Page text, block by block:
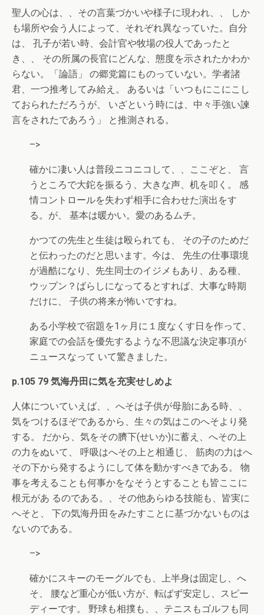
聖人の心は、、その言葉づかいや様子に現われ、、 しか
も場所や会う人によって、それぞれ異なっていた。自分
は、 孔子が若い時、会計官や牧場の役人であったと
き、、 その所属の長官にどんな、態度を示されたかわか
らない。「論語」 の郷党篇にものっていない。学者諸
君、一つ推考してみ給え。 あるいは「いつもにこにこし
ておられただろうが、 いざという時には、中々手強い諫
言をされたであろう」 と推測される。
–>
確かに凄い人は普段ニコニコして、、ここぞと、 言
うところで大鉈を振るう、大きな声、机を叩く。 感
情コントロールを失わず相手に合わせた演出をす
る。が、 基本は暖かい。愛のあるムチ。
かつての先生と生徒は殴られても、 その子のためだ
と伝わったのだと思います。今は、 先生の仕事環境
が過酷になり、先生同士のイジメもあり、ある種、
ウップン？ばらしになってるとすれば、大事な時期
だけに、 子供の将来が怖いですね。
ある小学校で宿題を1ヶ月に１度なくす日を作って、
家庭での会話を優先するような不思議な決定事項が
ニュースなって いて驚きました。
p.105 79 気海丹田に気を充実せしめよ
人体についていえば、、へそは子供が母胎にある時、、
気をつけるほぞであるから、生々の気はこのへそより発
する。 だから、気をその臍下(せいか)に蓄え、へその上
の力をぬいて、 呼吸はへその上と相通じ、 筋肉の力はへ
その下から発するようにして体を動かすべきである。 物
事を考えることも何事かをなそうとすることも皆ここに
根元があ るのである。、その他あらゆる技能も、皆実に
へそと、 下の気海丹田をみたすことに基づかないものは
ないのである。
–>
確かにスキーのモーグルでも、上半身は固定し、へ
そ、 腰など重心が低い方が、転ばず安定し、スピー
ディーです。 野球も相撲も、、テニスもゴルフも同